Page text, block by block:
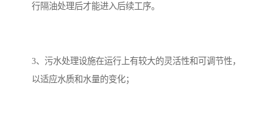
行隔油处理后才能进入后续工序。
3、污水处理设施在运行上有较大的灵活性和可调节性，
以适应水质和水量的变化；